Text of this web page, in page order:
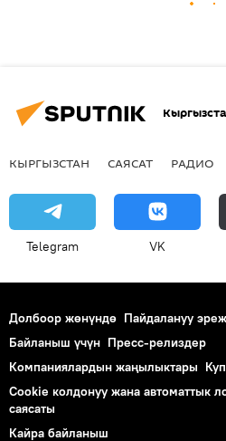
КЫРГЫЗСТАН САЯСАТ РАДИО
Telegram VK
Долбоор жөнүндө Пайдалануу
Байланыш үчүн Пресс-релиздер
Компаниялардын жаңылыктары
Cookie колдонуу жана автоматтык
саясаты
Кайра байланыш